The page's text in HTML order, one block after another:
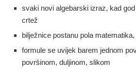
svaki novi algebarski izraz, kad
crtež
bilježnice postanu pola
formule se uvijek barem jednom
površinom, duljinom, slikom